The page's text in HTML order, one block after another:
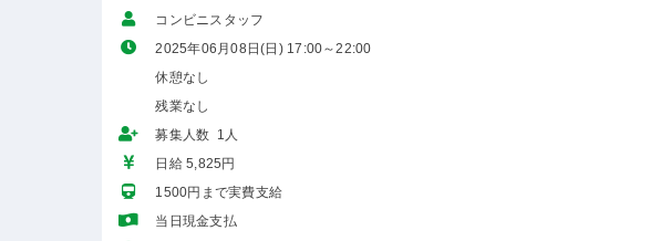
コンビニスタッフ
2025年06月08日(日) 17:00～22:00
休憩なし
残業なし
募集人数 1人
日給 5,825円
1500円まで実費支給
当日現金支払